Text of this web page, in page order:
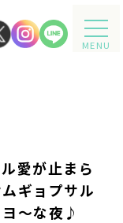
MENU
愛が止まら
ギョプサル
～な夜♪